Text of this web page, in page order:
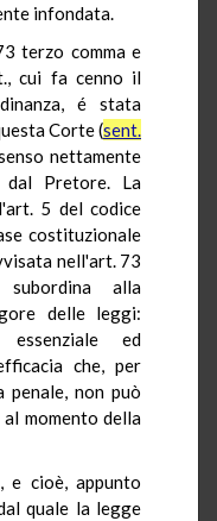
infondata.
terzo comma e
cui fa cenno il
é stata
Corte (sent.
nettamente
Pretore. La
5 del codice
costituzionale
nell'art. 73
alla
delle leggi:
essenziale ed
che, per
non può
momento della
e cioè, appunto
quale la legge